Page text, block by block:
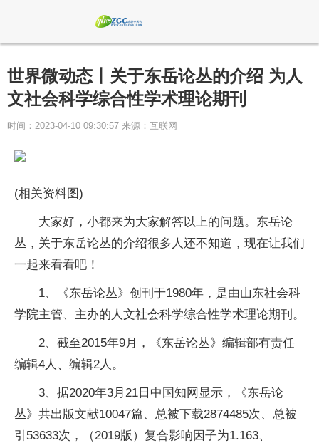
世界微动态丨关于东岳论丛的介绍 为人
文社会科学综合性学术理论期刊
时间：2023-04-10 09:30:57 来源：互联网
(相关资料图)
大家好，小都来为大家解答以上的问题。东岳论
丛，关于东岳论丛的介绍很多人还不知道，现在让我们
一起来看看吧！
1、《东岳论丛》创刊于1980年，是由山东社会科
学院主管、主办的人文社会科学综合性学术理论期刊。
2、截至2015年9月，《东岳论丛》编辑部有责任
编辑4人、编辑2人。
3、据2020年3月21日中国知网显示，《东岳论
丛》共出版文献10047篇、总被下载2874485次、总被
引53633次，（2019版）复合影响因子为1.163、